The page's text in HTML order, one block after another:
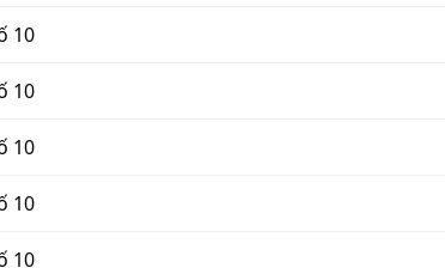
10
10
10
10
10